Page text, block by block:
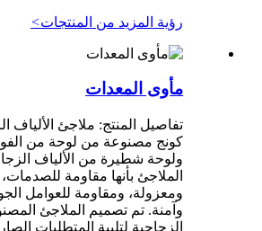
رؤية المزيد من المنتجات>
مأوى المعدات
تفاصيل المنتج: ملاجئ الألياف
كونج مصنوعة من لوحة من
ولوحة شطيرة من الألياف
الملاجئ بأنها مقاومة
ومعزولة، ومقاومة للعوامل
وآمنة. تم تصميم الملاجئ
الزجاجية لتلبية المتطلبات